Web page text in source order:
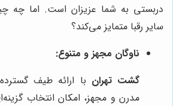
دربستی به شما عزیزان است. اما چه
سایر رقبا متمایز می‌کند؟
ناوگان مجهز و متنوع:
گشت تهران با ارائه طیف
مدرن و مجهز، امکان انتخاب